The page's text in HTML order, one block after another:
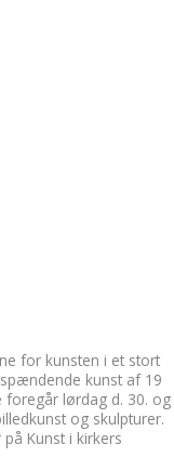
for kunsten i et stort
kunst af 19
foregår lørdag d. 30. og
og skulpturer.
Kunst i kirkers